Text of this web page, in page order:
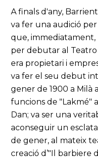
A finals d'any,
va fer una audició
que,
per debutar al Teatro
era propietari i
va fer el seu debut
gener de 1900 a Milà
funcions de "Lakmé"
Dan; va ser una
aconseguir un
de gener, al mateix
creació d’"Il barbiere